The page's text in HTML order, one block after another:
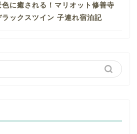
に癒される！マリオット修善寺
ックスツイン 子連れ宿泊記